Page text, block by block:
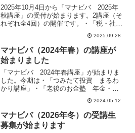
2025年10月4日から「マナビバ 2025年
秋講座」の受付が始まります。2講座（そ
れぞれ全4回）の開催です。・「税・社会
保険・年収の壁を知ろう」・「NISA・
iDeCoで資産づくり」今期は初めての平日
開催です。木曜日の午前中の開催なの
で、...
2025.09.28
マナビバ（2024年春）の講座が
始まりました
「マナビバ 2024年春講座」が始まりま
した。今期は・「つみたて投資 まるわ
かり講座」・「老後のお金塾 年金・相
続・保険」の2講座で、それぞれ全4回の
開催です。中立な立場で注意すべきポイ
ントなどをわかりやすく説明します。今
期の講座の申し込み...
2024.05.12
マナビバ（2026年冬）の受講生
募集が始まります